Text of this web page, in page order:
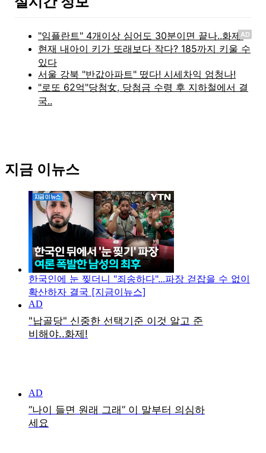
AD
지금 이뉴스
한국인에 눈 찢더니 "죄송하다"...파장 걷잡을 수 없이
확산하자 결국 [지금이뉴스]